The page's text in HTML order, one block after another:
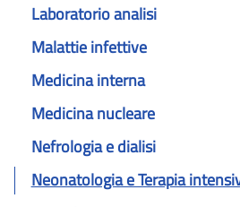
Laboratorio analisi
Malattie infettive
Medicina interna
Medicina nucleare
Nefrologia e dialisi
Neonatologia e Terapia